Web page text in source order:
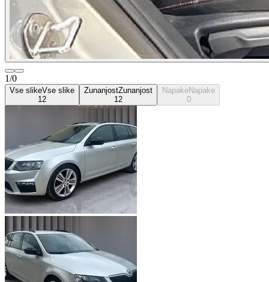
1/0
Vse slikeVse slike
12
ZunanjostZunanjost
12
NapakeNapake
0